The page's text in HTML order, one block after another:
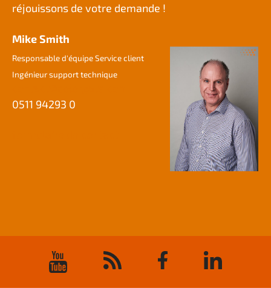
réjouissons de votre demande !
Mike Smith
Responsable d'équipe Service client
Ingénieur support technique
0511 94293 0